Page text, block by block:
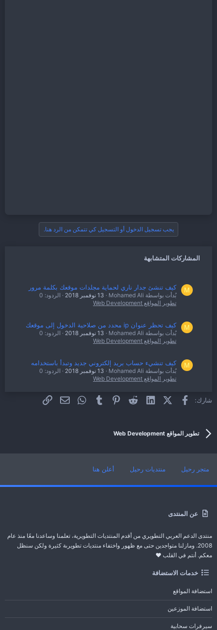
يجب تسجيل الدخول أو التسجيل كي تتمكن من الرد هنا.
المشاركات المتشابهة
M كيف تنشئ جدار ناري لحماية مجلدات موقعك بكلمة مرور
بُدأت بواسطة Mohamed Ali 13 نوفمبر 2018
الردود: 0
تطوير المواقع Web Development
M كيف تحظر عنوان ip محدد من صلاحية الدخول إلى موقعك
بُدأت بواسطة Mohamed Ali 13 نوفمبر 2018
الردود: 0
تطوير المواقع Web Development
M كيف تنشيء حساب بريد إلكتروني جديد وتبدأ باستخدامه
بُدأت بواسطة Mohamed Ali 13 نوفمبر 2018
الردود: 0
تطوير المواقع Web Development
M كيف تنشيء نطاق فرعي Subdomain على موقعك شارك: فيسبوكX (Twitter)
LinkedIn
Reddit
Pinterest
Tumblr
WhatsAppالبريد الإلكتروني
الرابط
تطوير المواقع Web Development
عن المنتدى
منتدى الدعم العربي التطويري من أقدم المنتديات التطويرية، تعلمنا وساعدنا معًا منذ عام
2008. ومازلنا متواجدين حتى مع ظهور واختفاء منتديات تطويرىة كثيرة ولكن سنظل
معكم. أنتم في القلب ❤️
خدمات الاستضافة
استضافة المواقع
استضافة الموزعين
سيرفرات سحابية
متجر رحيل منتديات رحيل أعلن هنا